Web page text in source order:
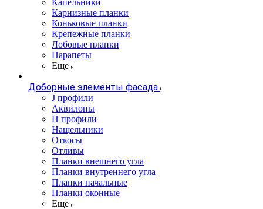
Капельники
Карнизные планки
Коньковые планки
Крепежные планки
Лобовые планки
Парапеты
Еще
Доборные элементы фасада
J профили
Аквилоны
Н профили
Нащельники
Откосы
Отливы
Планки внешнего угла
Планки внутреннего угла
Планки начальные
Планки оконные
Еще